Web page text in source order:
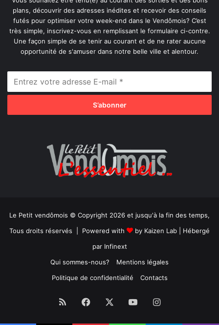
plans, découvrir des adresses inédites et recevoir des conseils
futés pour optimiser votre week-end dans le Vendômois? C’est
très simple, inscrivez-vous en remplissant le formulaire ci-contre.
Une façon simple de se tenir au courant et de ne rater aucune
opportunité de s'amuser dans notre belle ville et alentour.
Le Petit vendômois © Copyright 2026 et jusqu'à la fin des temps,
Tous droits réservés | Powered with
by Kaizen Lab | Hébergé
par Infinext
Qui sommes-nous?
Mentions légales
Politique de confidentialité
Contacts
RSS Facebook YouTubeInstagram